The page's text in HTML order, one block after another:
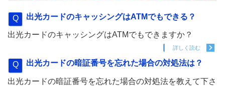
出光カードのキャッシングはATMでもできる？
出光カードのキャッシングはATMでもできますか？
詳しく読む
出光カードの暗証番号を忘れた場合の対処法は？
出光カードの暗証番号を忘れた場合の対処法を教えて下さ